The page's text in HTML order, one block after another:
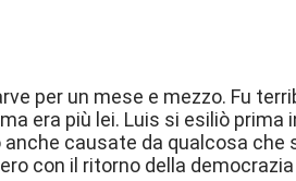
per un mese e mezzo. Fu
era più lei. Luis si esiliò prima
causate da qualcosa
con il ritorno della democrazia